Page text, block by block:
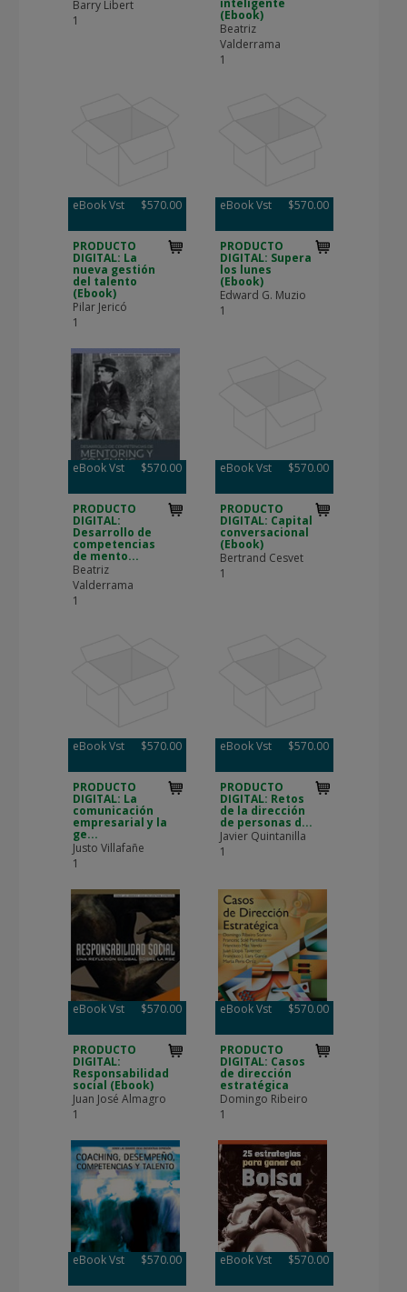
Barry Libert
1
inteligente
(Ebook)
Beatriz
Valderrama
1
eBook Vst $570.00
PRODUCTO
DIGITAL: La
nueva gestión
del talento
(Ebook)
Pilar Jericó
1
eBook Vst $570.00
PRODUCTO
DIGITAL: Supera
los lunes
(Ebook)
Edward G. Muzio
1
eBook Vst $570.00
PRODUCTO
DIGITAL:
Desarrollo de
competencias
de mento...
Beatriz
Valderrama
1
eBook Vst $570.00
PRODUCTO
DIGITAL: Capital
conversacional
(Ebook)
Bertrand Cesvet
1
eBook Vst $570.00
PRODUCTO
DIGITAL: La
comunicación
empresarial y la
ge...
Justo Villafañe
1
eBook Vst $570.00
PRODUCTO
DIGITAL: Retos
de la dirección
de personas d...
Javier Quintanilla
1
eBook Vst $570.00
PRODUCTO
DIGITAL:
Responsabilidad
social (Ebook)
Juan José Almagro
1
eBook Vst $570.00
PRODUCTO
DIGITAL: Casos
de dirección
estratégica
Domingo Ribeiro
1
eBook Vst $570.00 eBook Vst $570.00